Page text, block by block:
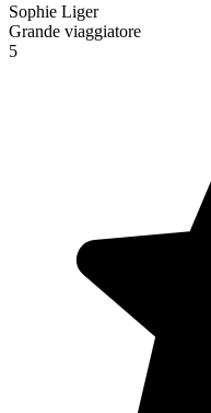
Sophie Liger
Grande viaggiatore
5